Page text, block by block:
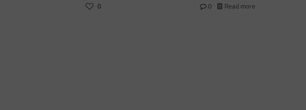
0 0 Read more